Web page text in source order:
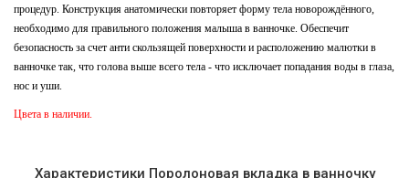
процедур. Конструкция анатомически повторяет форму тела новорождённого,
необходимо для правильного положения малыша в ванночке. Обеспечит
безопасность за счет анти скользящей поверхности и расположению малютки в
ванночке так, что голова выше всего тела - что исключает попадания воды в глаза,
нос и уши.
Цвета в наличии.
Характеристики Поролоновая вкладка в ванночку